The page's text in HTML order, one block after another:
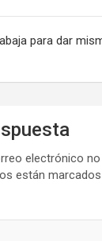
para dar
electrónico no
están